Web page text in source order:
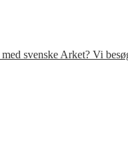
svenske Arket? Vi